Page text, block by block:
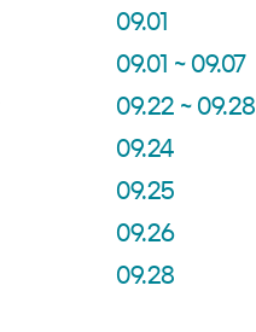
09.01
09.01 ~ 09.07
09.22 ~ 09.28
09.24
09.25
09.26
09.28